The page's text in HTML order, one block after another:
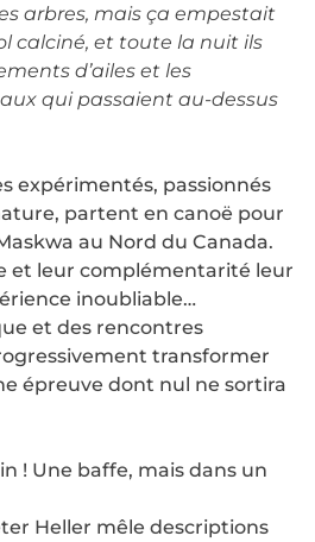
arbres, mais ça empestait
calciné, et toute la nuit ils
d’ailes et les
qui passaient au-dessus
expérimentés, passionnés
partent en canoë pour
au Nord du Canada.
et leur complémentarité leur
inoubliable…
et des rencontres
transformer
épreuve dont nul ne sortira
! Une baffe, mais dans un
Heller mêle descriptions